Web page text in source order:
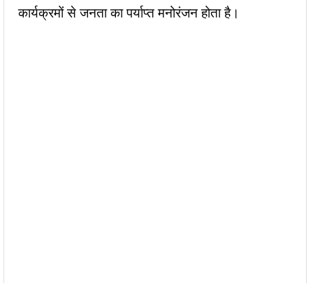
कार्यक्रमों से जनता का पर्याप्त मनोरंजन होता है।